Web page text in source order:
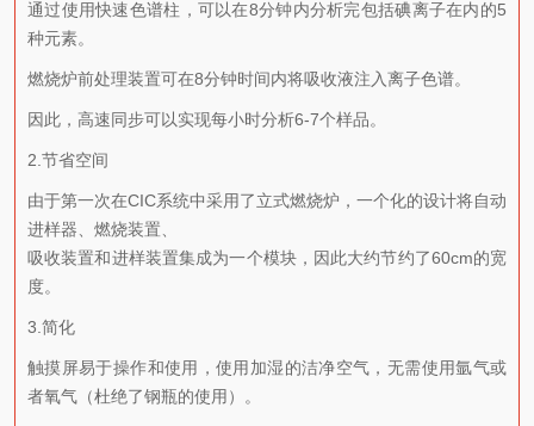
通过使用快速色谱柱，可以在8分钟内分析完包括碘离子在内的5
种元素。
燃烧炉前处理装置可在8分钟时间内将吸收液注入离子色谱。
因此，高速同步可以实现每小时分析6-7个样品。
2.节省空间
由于第一次在CIC系统中采用了立式燃烧炉，一个化的设计将自动
进样器、燃烧装置、
吸收装置和进样装置集成为一个模块，因此大约节约了60cm的宽
度。
3.简化
触摸屏易于操作和使用，使用加湿的洁净空气，无需使用氩气或
者氧气（杜绝了钢瓶的使用）。